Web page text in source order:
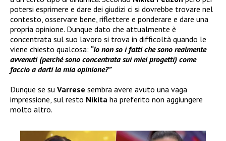
potersi esprimere e dare dei giudizi ci si dovrebbe trovare nel
contesto, osservare bene, riflettere e ponderare e dare una
propria opinione. Dunque dato che attualmente è
concentrata sul suo lavoro si trova in difficoltà quando le
viene chiesto qualcosa: “Io non so i fatti che sono realmente
avvenuti (perché sono concentrata sui miei progetti) come
faccio a darti la mia opinione?”
Dunque se su Varrese sembra avere avuto una vaga
impressione, sul resto Nikita ha preferito non aggiungere
molto altro.